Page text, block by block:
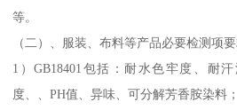
等。
（二）、服装、布料等产品必要检测项
1）GB18401包括：耐水色牢度、耐
度、、PH值、异味、可分解芳香胺染料；